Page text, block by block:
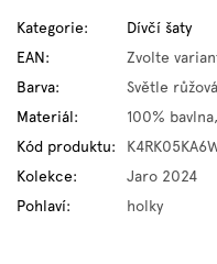
Kategorie:
Dívčí šaty
EAN:
Zvolte
Barva:
Světle růžová
Materiál:
100%
Kód produktu:
Kolekce:
Jaro 2024
Pohlaví: holky